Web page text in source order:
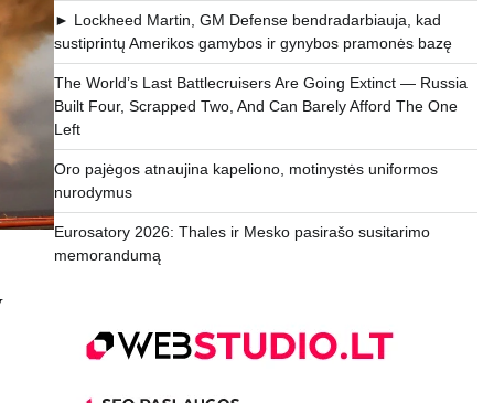
► Lockheed Martin, GM Defense bendradarbiauja, kad
sustiprintų Amerikos gamybos ir gynybos pramonės bazę
The World’s Last Battlecruisers Are Going Extinct — Russia
Built Four, Scrapped Two, And Can Barely Afford The One
Left
Oro pajėgos atnaujina kapeliono, motinystės uniformos
nurodymus
Eurosatory 2026: Thales ir Mesko pasirašo susitarimo
memorandumą